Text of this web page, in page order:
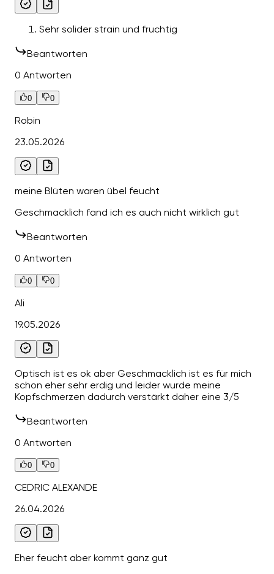
Sehr solider strain und fruchtig
Beantworten
0 Antworten
0 0
Robin
23.05.2026
meine Blüten waren übel feucht
Geschmacklich fand ich es auch nicht wirklich gut
Beantworten
0 Antworten
0 0
Ali
19.05.2026
Optisch ist es ok aber Geschmacklich ist es für mich
schon eher sehr erdig und leider wurde meine
Kopfschmerzen dadurch verstärkt daher eine 3/5
Beantworten
0 Antworten
0 0
CEDRIC ALEXANDE
26.04.2026
Eher feucht aber kommt ganz gut